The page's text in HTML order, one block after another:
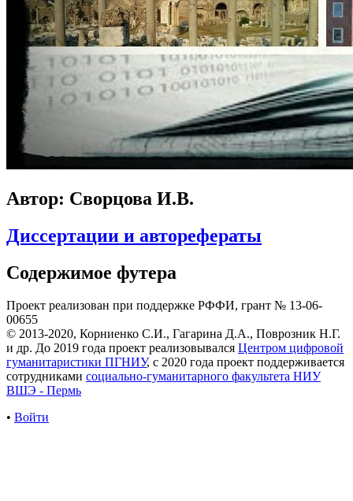
Автор: Сворцова И.В.
Диссертации и авторефераты
Содержимое футера
Проект реализован при поддержке РФФИ, грант № 13-06-
00655
© 2013-2020, Корниенко С.И., Гагарина Д.А., Поврозник Н.Г.
и др. До 2019 года проект реализовывался Центром цифровой
гуманитаристики ПГНИУ, с 2020 года проект поддерживается
сотрудниками социально-гуманитарного факультета НИУ
ВШЭ - Пермь
• Войти